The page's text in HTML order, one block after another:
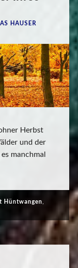
HAUSER
Herbst
und der
manchmal
Hüntwangen,